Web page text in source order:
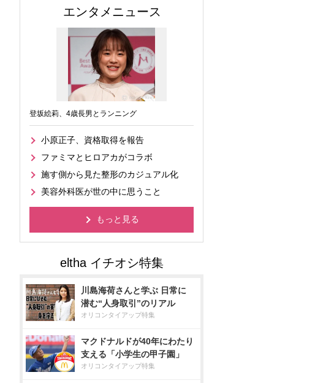
エンタメニュース
登坂絵莉、4歳長男とランニング
小原正子、資格取得を報告
ファミマとヒロアカがコラボ
施す側から見た整形のカジュアル化
美容外科医が世の中に思うこと
もっと見る
川島海荷さんと学ぶ 日常に
潜む“人身取引”のリアル
オリコンタイアップ特集
マクドナルドが40年にわたり
支える「小学生の甲子園」
オリコンタイアップ特集